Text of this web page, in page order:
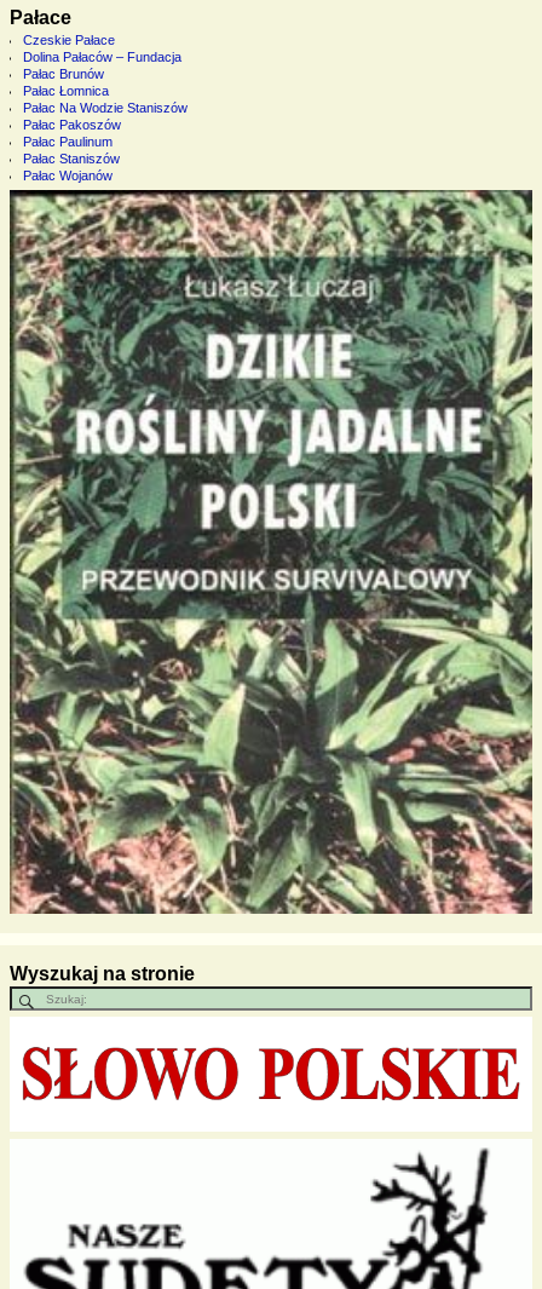
Pałace
Czeskie Pałace
Dolina Pałaców – Fundacja
Pałac Brunów
Pałac Łomnica
Pałac Na Wodzie Staniszów
Pałac Pakoszów
Pałac Paulinum
Pałac Staniszów
Pałac Wojanów
Wyszukaj na stronie